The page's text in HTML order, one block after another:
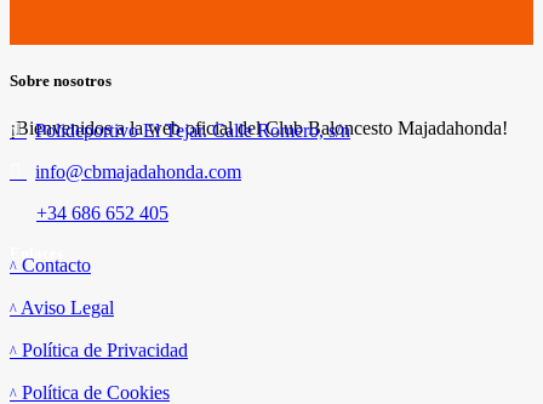
Sobre nosotros
¡Bienvenidos a la web oficial del Club Baloncesto Majadahonda!
Polideportivo El Tejar. Calle Romero, s/n
info@cbmajadahonda.com
+34 686 652 405
Contacto
Aviso Legal
Política de Privacidad
Política de Cookies